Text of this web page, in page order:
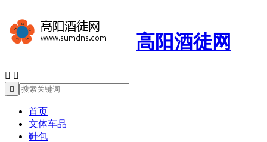
高阳酒徒网
 

首页
文体车品
鞋包